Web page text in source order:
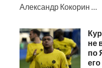
Александр Кокорин …
не
по